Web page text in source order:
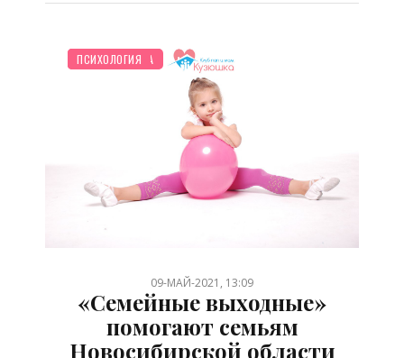
СЕМЬЯ
ПЛАНИРОВАНИЕ
НОВОСТИ МИРА
ПСИХОЛОГИЯ
09-МАЙ-2021, 13:09
«Семейные выходные»
помогают семьям
Новосибирской области